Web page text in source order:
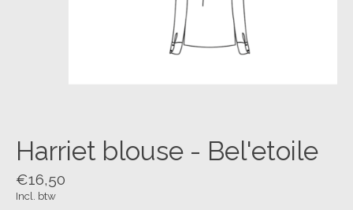
Harriet blouse - Bel'etoile
€16,50
Incl. btw